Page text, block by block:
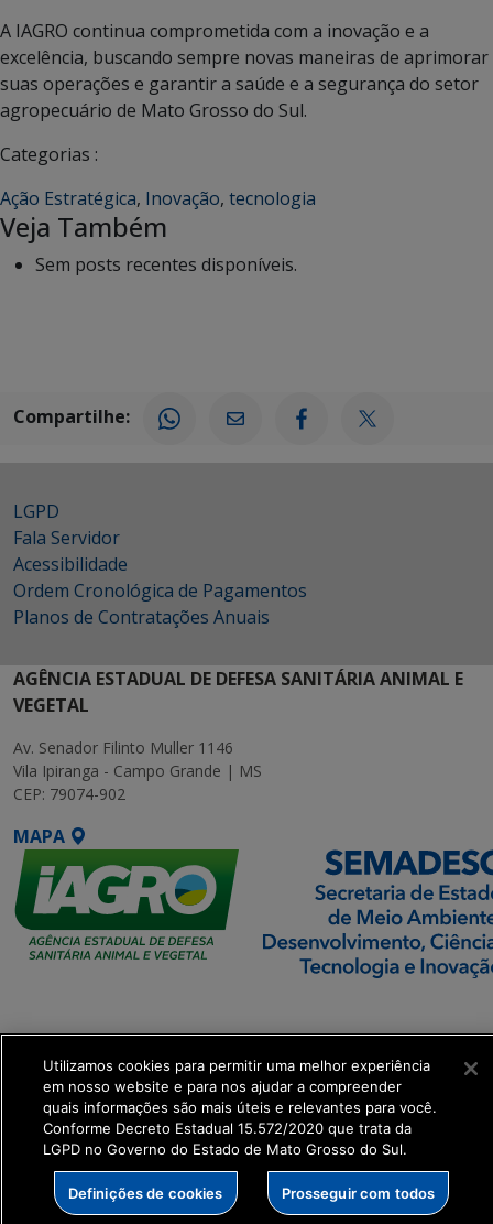
A IAGRO continua comprometida com a inovação e a
excelência, buscando sempre novas maneiras de aprimorar
suas operações e garantir a saúde e a segurança do setor
agropecuário de Mato Grosso do Sul.
Categorias :
Ação Estratégica, Inovação, tecnologia
Veja Também
Sem posts recentes disponíveis.
Compartilhe:
LGPD
Fala Servidor
Acessibilidade
Ordem Cronológica de Pagamentos
Planos de Contratações Anuais
AGÊNCIA ESTADUAL DE DEFESA SANITÁRIA ANIMAL E
VEGETAL
Av. Senador Filinto Muller 1146
Vila Ipiranga - Campo Grande | MS
CEP: 79074-902
MAPA
Executiva de
Transformação Digital
get_footer();
Utilizamos cookies para permitir uma melhor experiência
em nosso website e para nos ajudar a compreender
quais informações são mais úteis e relevantes para você.
Conforme Decreto Estadual 15.572/2020 que trata da
LGPD no Governo do Estado de Mato Grosso do Sul.
Definições de cookies Prosseguir com todos